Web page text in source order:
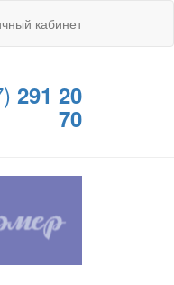
кабинет
291 20
70